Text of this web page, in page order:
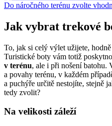
Do náročného terénu zvolte
Jak vybrat trekové
To, jak si celý výlet užijete,
Turistické boty vám totiž
v terénu, ale i při nošení batohu.
a povahy terénu, v každém
a puchýře určitě nestojíte, stejně
tedy zvolit?
Na velikosti záleží